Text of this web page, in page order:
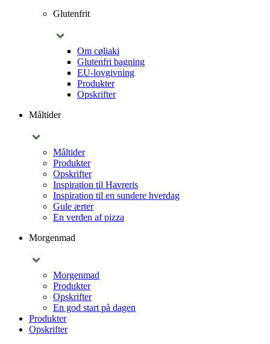
Glutenfrit
Om cøliaki
Glutenfri bagning
EU-lovgivning
Produkter
Opskrifter
Måltider
Måltider
Produkter
Opskrifter
Inspiration til Havreris
Inspiration til en sundere hverdag
Gule ærter
En verden af pizza
Morgenmad
Morgenmad
Produkter
Opskrifter
En god start på dagen
Produkter
Opskrifter